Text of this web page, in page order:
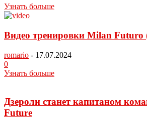
Узнать больше
Видео тренировки Milan Futuro
romario - 17.07.2024
0
Узнать больше
Дзероли станет капитаном
Future